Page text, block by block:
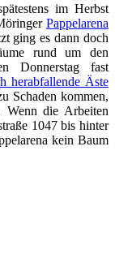
im Herbst
Pappelarena
ging es dann doch
rund um den
Donnerstag fast
herabfallende Äste
Schaden kommen,
Wenn die Arbeiten
1047 bis hinter
kein Baum